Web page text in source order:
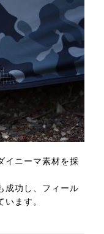
イニーマ素材を採
成功し、フィール
います。